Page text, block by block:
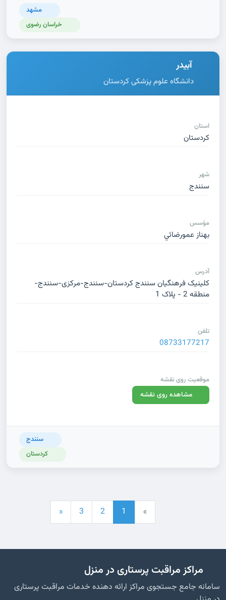
مشهد
خراسان رضوی
آبیدر
دانشگاه علوم پزشکی کردستان
استان
کردستان
شهر
سنندج
مؤسس
بهناز عمورضائي
آدرس
کلینیک فرهنگیان سنندج کردستان-سنندج-مرکزی-سنندج-
منطقه 2 - پلاک 1
تلفن
08733177217
موقعیت روی نقشه
مشاهده روی نقشه
سنندج
کردستان
»
1
2
3
«
مراکز مراقبت پرستاری در منزل
سامانه جامع جستجوی مراکز ارائه دهنده خدمات مراقبت پرستاری